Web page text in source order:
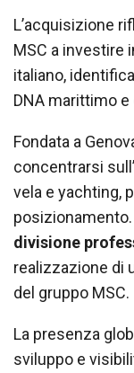
L’acquisizione
MSC a investire
italiano,
DNA marittimo
Fondata a
concentrarsi
vela e yachting,
divisione
realizzazione di
del gruppo MSC.
La presenza
sviluppo e